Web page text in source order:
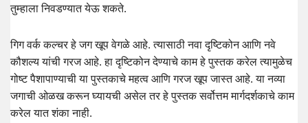
तुम्हाला निवडण्यात येऊ शकते.
गिग वर्क कल्चर हे जग खूप वेगळे आहे. त्यासाठी नवा दृष्टिकोन आणि नवे
कौशल्य यांची गरज आहे. हा दृष्टिकोन देण्याचे काम हे पुस्तक करेल त्यामुळेच
गोष्ट पैशापाण्याची या पुस्तकाचे महत्व आणि गरज खूप जास्त आहे. या नव्या
जगाची ओळख करून घ्यायची असेल तर हे पुस्तक सर्वोत्तम मार्गदर्शकाचे काम
करेल यात शंका नाही.